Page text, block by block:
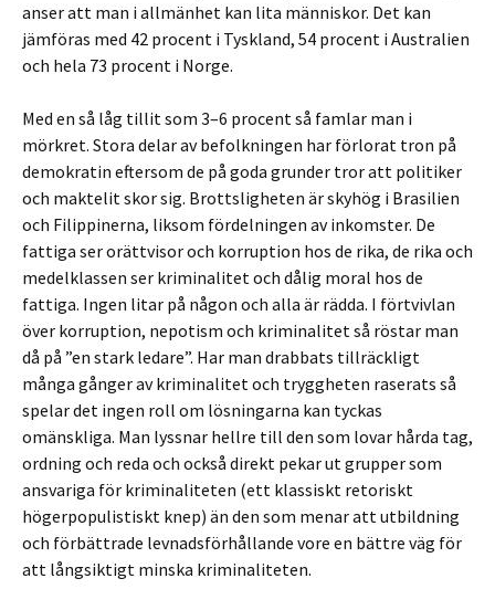
anser att man i allmänhet kan lita människor. Det kan
jämföras med 42 procent i Tyskland, 54 procent i Australien
och hela 73 procent i Norge.
Med en så låg tillit som 3–6 procent så famlar man i
mörkret. Stora delar av befolkningen har förlorat tron på
demokratin eftersom de på goda grunder tror att politiker
och maktelit skor sig. Brottsligheten är skyhög i Brasilien
och Filippinerna, liksom fördelningen av inkomster. De
fattiga ser orättvisor och korruption hos de rika, de rika och
medelklassen ser kriminalitet och dålig moral hos de
fattiga. Ingen litar på någon och alla är rädda. I förtvivlan
över korruption, nepotism och kriminalitet så röstar man
då på ”en stark ledare”. Har man drabbats tillräckligt
många gånger av kriminalitet och tryggheten raserats så
spelar det ingen roll om lösningarna kan tyckas
omänskliga. Man lyssnar hellre till den som lovar hårda tag,
ordning och reda och också direkt pekar ut grupper som
ansvariga för kriminaliteten (ett klassiskt retoriskt
högerpopulistiskt knep) än den som menar att utbildning
och förbättrade levnadsförhållande vore en bättre väg för
att långsiktigt minska kriminaliteten.